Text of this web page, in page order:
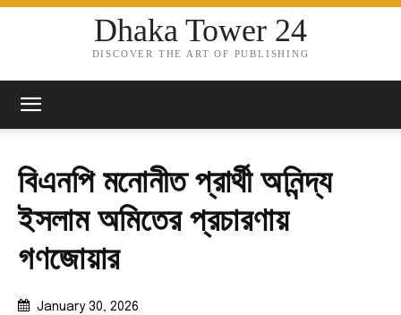
Dhaka Tower 24
DISCOVER THE ART OF PUBLISHING
বিএনপি মনোনীত প্রার্থী অনিন্দ্য
ইসলাম অমিতের প্রচারণায়
গণজোয়ার
January 30, 2026